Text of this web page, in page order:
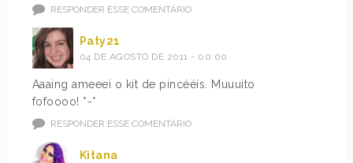
RESPONDER ESSE COMENTÁRIO
Paty21
04 DE AGOSTO DE 2011 - 00:00
Aaaing ameeei o kit de pincééis. Muuuito
fofoooo! *-*
RESPONDER ESSE COMENTÁRIO
Kitana